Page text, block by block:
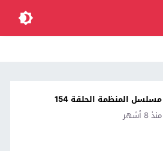
مسلسل المنظمة الحلقة 154
منذ 8 أشهر